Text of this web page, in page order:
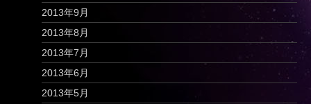
2013年9月
2013年8月
2013年7月
2013年6月
2013年5月